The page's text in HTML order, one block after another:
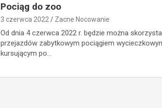
Pociąg do zoo
3 czerwca 2022 Zacne Nocowanie
Od dnia 4 czerwca 2022 r. będzie można
przejazdów zabytkowym pociągiem
kursującym po…